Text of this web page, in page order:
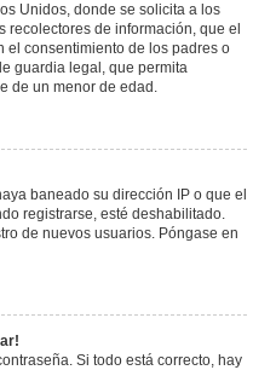
Unidos, donde se solicita a los
de información, que el
el consentimiento de los padres o
guardia legal, que permita
de un menor de edad.
baneado su dirección IP o que el
registrarse, esté deshabilitado.
de nuevos usuarios. Póngase en
Si todo está correcto, hay